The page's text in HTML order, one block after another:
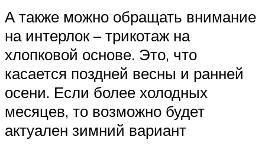
А также можно обращать внимание
на интерлок – трикотаж на
хлопковой основе. Это, что
касается поздней весны и ранней
осени. Если более холодных
месяцев, то возможно будет
актуален зимний вариант